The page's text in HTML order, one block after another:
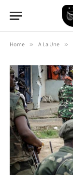
Home » A La Une »